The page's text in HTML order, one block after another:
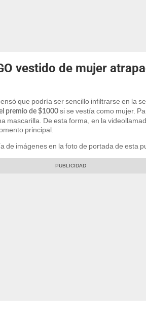
vestido de mujer
que podría ser sencillo infiltrarse en la
premio de $1000 si se vestía como mujer.
mascarilla. De esta forma, en la
principal.
de imágenes en la foto de portada de esta